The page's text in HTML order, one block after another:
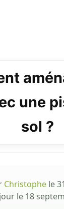
une
sol ?
Christophele
le 18